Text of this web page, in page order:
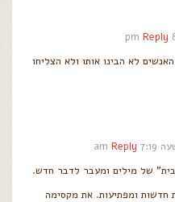
Reply
לא הבינו אותו ולא הצליחו
Reply
של מילים ומעבר לדבר חדש.
חדשות ומפתיעות. את מקסימה